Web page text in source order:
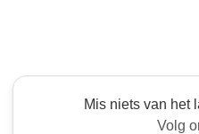
Mis niets van het
Volg